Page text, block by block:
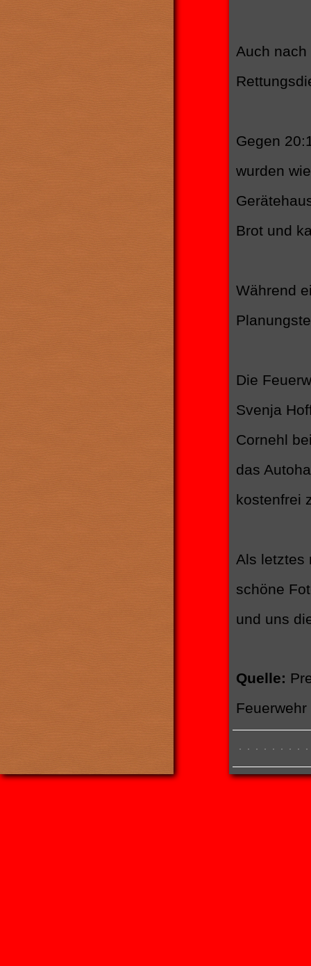
Auch
Gegen
wurden
Brot und
Während
Die
Svenja
Cornehl
das
kostenfrei
Als letztes
schöne
und uns
Quelle: